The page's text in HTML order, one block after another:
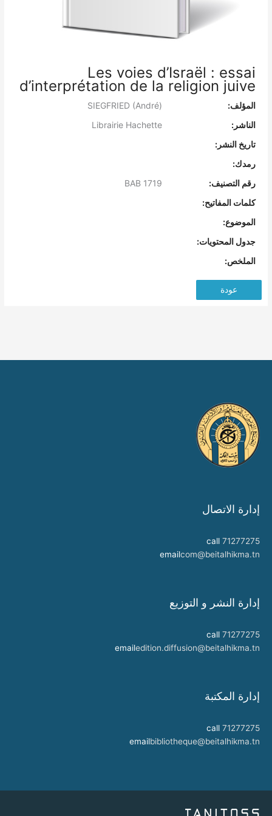
Les voies d’Israël : essai
d’interprétation de la religion juive
المؤلف:
الناشر:
Librairie Hachette
تاريخ النشر:
رمدك:
رقم التصنيف:
كلمات المفاتيح:
الموضوع:
جدول المحتويات:
الملخص:
عودة
إدارة الاتصال
call 71277275
emailcom@beitalhikma.tn
إدارة النشر و التوزيع
call 71277275
emailedition.diffusion@beitalhikma.tn
إدارة المكتبة
call 71277275
emailbibliotheque@beitalhikma.tn